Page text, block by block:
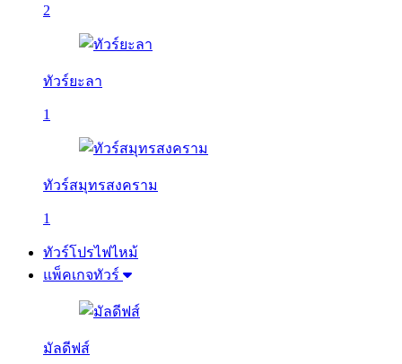
2
ทัวร์ยะลา
1
ทัวร์สมุทรสงคราม
1
ทัวร์โปรไฟไหม้
แพ็คเกจทัวร์
มัลดีฟส์